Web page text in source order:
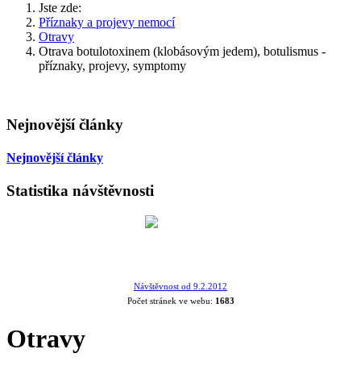
Jste zde:
Příznaky a projevy nemocí
Otravy
Otrava botulotoxinem (klobásovým jedem), botulismus -
příznaky, projevy, symptomy
Nejnovější články
Nejnovější články
Statistika návštěvnosti
Návštěvnost od 9.2.2012
Počet stránek ve webu: 1683
Otravy